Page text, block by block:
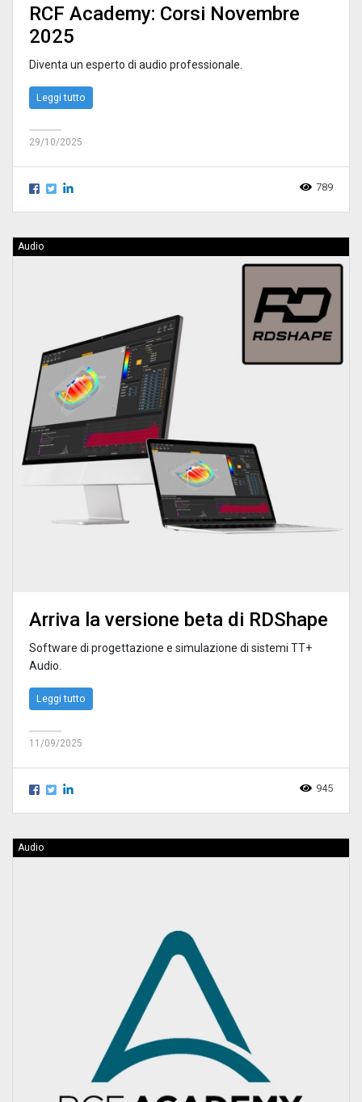
RCF Academy: Corsi Novembre
2025
Diventa un esperto di audio professionale.
Leggi tutto
29/10/2025
789
Audio
Arriva la versione beta di RDShape
Software di progettazione e simulazione di sistemi TT+
Audio.
Leggi tutto
11/09/2025
945
Audio